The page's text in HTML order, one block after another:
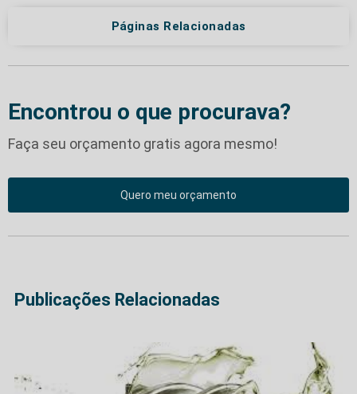
Páginas Relacionadas
Encontrou o que procurava?
Faça seu orçamento gratis agora mesmo!
Quero meu orçamento
Publicações Relacionadas